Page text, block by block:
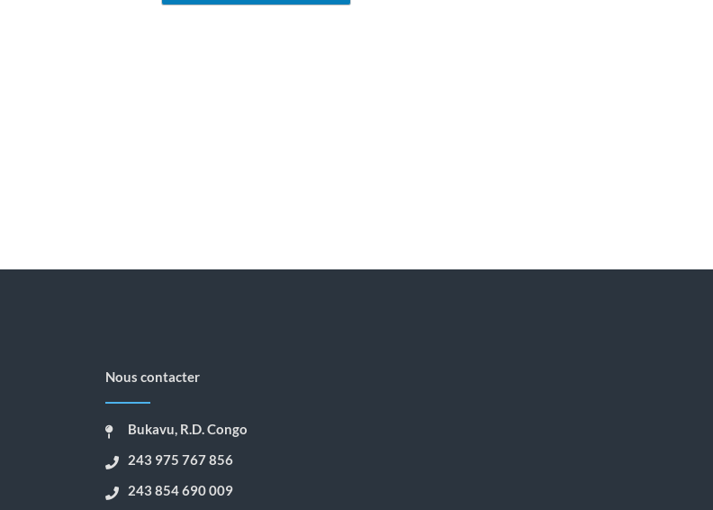
Nous contacter
Bukavu, R.D. Congo
243 975 767 856
243 854 690 009